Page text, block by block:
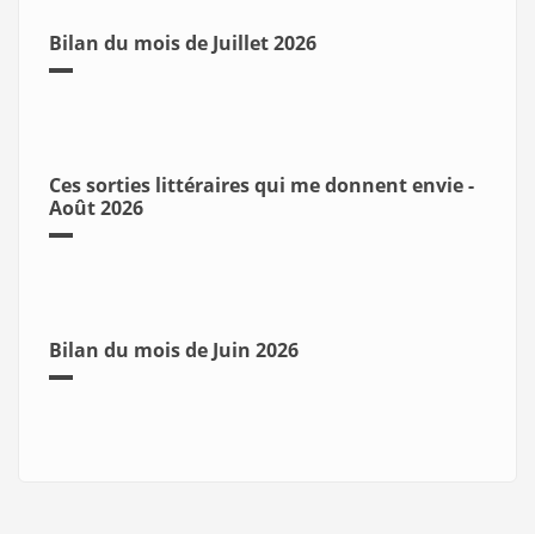
Bilan du mois de Juillet 2026
Ces sorties littéraires qui me donnent envie -
Août 2026
Bilan du mois de Juin 2026